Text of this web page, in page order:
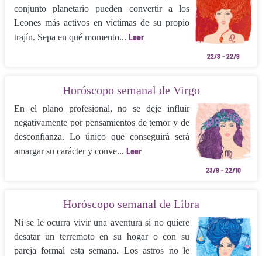
22/8 - 22/9
conjunto planetario pueden convertir a los
Leones más activos en víctimas de su propio
trajín. Sepa en qué momento... Leer
Horóscopo semanal de Virgo
23/9 - 22/10
En el plano profesional, no se deje influir
negativamente por pensamientos de temor y de
desconfianza. Lo único que conseguirá será
amargar su carácter y conve... Leer
Horóscopo semanal de Libra
Ni se le ocurra vivir una aventura si no quiere
desatar un terremoto en su hogar o con su
pareja formal esta semana. Los astros no le